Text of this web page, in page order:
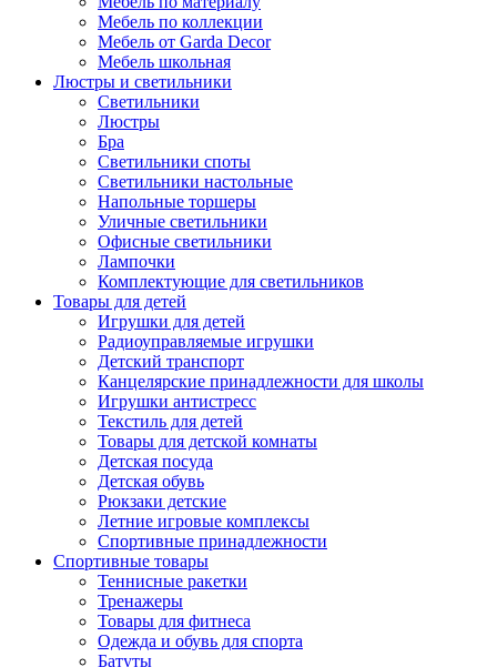
Мебель по коллекции
Мебель от Garda Decor
Мебель школьная
Люстры и светильники
Светильники
Люстры
Бра
Светильники споты
Светильники настольные
Напольные торшеры
Уличные светильники
Офисные светильники
Лампочки
Комплектующие для светильников
Товары для детей
Игрушки для детей
Радиоуправляемые игрушки
Детский транспорт
Канцелярские принадлежности для школы
Игрушки антистресс
Текстиль для детей
Товары для детской комнаты
Детская посуда
Детская обувь
Рюкзаки детские
Летние игровые комплексы
Спортивные принадлежности
Спортивные товары
Теннисные ракетки
Тренажеры
Товары для фитнеса
Одежда и обувь для спорта
Батуты